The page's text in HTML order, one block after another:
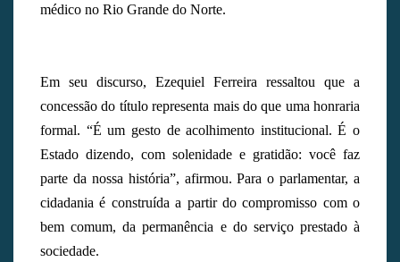
médico no Rio Grande do Norte.
Em seu discurso, Ezequiel Ferreira ressaltou que a
concessão do título representa mais do que uma honraria
formal. “É um gesto de acolhimento institucional. É o
Estado dizendo, com solenidade e gratidão: você faz
parte da nossa história”, afirmou. Para o parlamentar, a
cidadania é construída a partir do compromisso com o
bem comum, da permanência e do serviço prestado à
sociedade.